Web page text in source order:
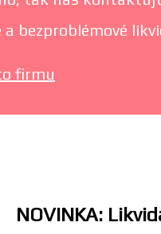
a bezproblémové
firmu
NOVINKA: